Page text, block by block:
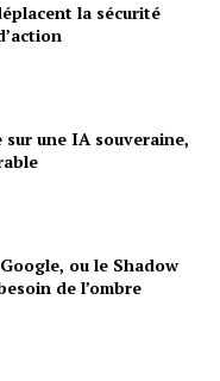
la sécurité
sur une IA souveraine,
ou le Shadow
de l’ombre